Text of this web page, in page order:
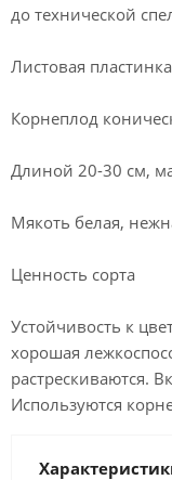
до технической
Листовая
Корнеплод
Длиной 20-30 см,
Мякоть белая,
Ценность сорта
Устойчивость к
хорошая
растрескиваются.
Используются